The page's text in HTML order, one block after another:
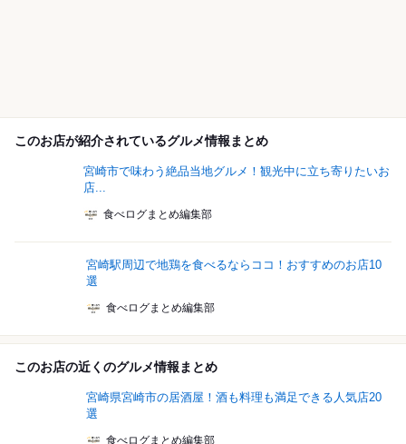
このお店が紹介されているグルメ情報まとめ
宮崎市で味わう絶品当地グルメ！観光中に立ち寄りたいお
店...
食べログまとめ編集部
宮崎駅周辺で地鶏を食べるならココ！おすすめのお店10
選
食べログまとめ編集部
このお店の近くのグルメ情報まとめ
宮崎県宮崎市の居酒屋！酒も料理も満足できる人気店20
選
食べログまとめ編集部